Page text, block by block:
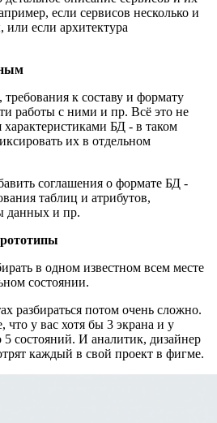
если сервисов несколько и
или если архитектура
требования к составу и формату
работы с ними и пр. Всё это не
характеристиками БД - в таком
их в отдельном
соглашения о формате БД -
таблиц и атрибутов,
данных и пр.
в одном известном всем месте
состоянии.
разбираться потом очень сложно.
что у вас хотя бы 3 экрана и у
состояний. И аналитик, дизайнер
каждый в свой проект в фигме.